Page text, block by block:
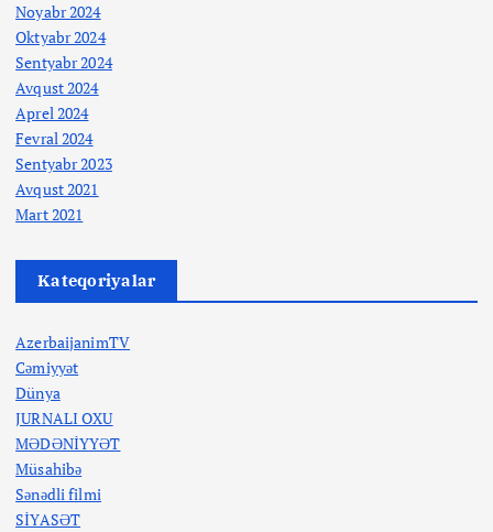
Noyabr 2024
Oktyabr 2024
Sentyabr 2024
Avqust 2024
Aprel 2024
Fevral 2024
Sentyabr 2023
Avqust 2021
Mart 2021
Kateqoriyalar
AzerbaijanimTV
Cəmiyyət
Dünya
JURNALI OXU
MƏDƏNİYYƏT
Müsahibə
Sənədli filmi
SİYASƏT